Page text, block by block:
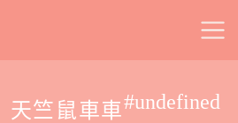
#undefined
天竺鼠車車